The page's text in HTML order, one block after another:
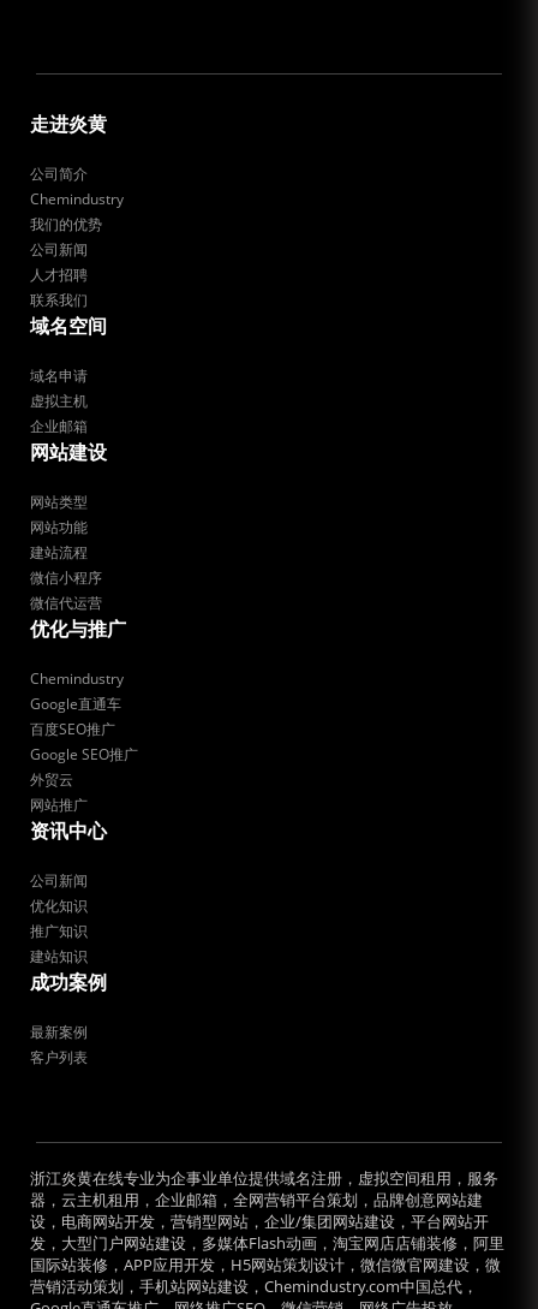
走进炎黄
公司简介
Chemindustry
我们的优势
公司新闻
人才招聘
联系我们
域名空间
域名申请
虚拟主机
企业邮箱
网站建设
网站类型
网站功能
建站流程
微信小程序
微信代运营
优化与推广
Chemindustry
Google直通车
百度SEO推广
Google SEO推广
外贸云
网站推广
资讯中心
公司新闻
优化知识
推广知识
建站知识
成功案例
最新案例
客户列表
浙江炎黄在线专业为企事业单位提供域名注册，虚拟空间租用，服务
器，云主机租用，企业邮箱，全网营销平台策划，品牌创意网站建
设，电商网站开发，营销型网站，企业/集团网站建设，平台网站开
发，大型门户网站建设，多媒体Flash动画，淘宝网店店铺装修，阿里
国际站装修，APP应用开发，H5网站策划设计，微信微官网建设，微
营销活动策划，手机站网站建设，Chemindustry.com中国总代，